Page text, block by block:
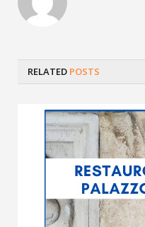
RELATED POSTS